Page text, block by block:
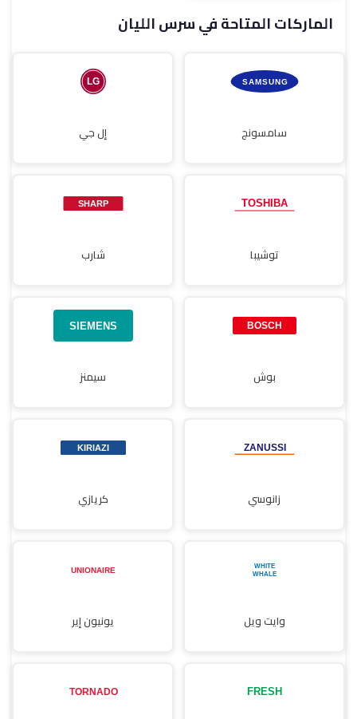
صيانة مجففات
الماركات المتاحة في سرس الليان
سامسونج إل جي
توشيبا شارب
بوش سيمنز
زانوسي كريازي
وايت ويل يونيون إير